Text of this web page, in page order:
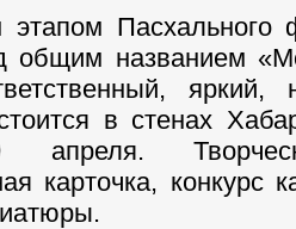
этапом Пасхального
общим названием
яркий,
в стенах
апреля.
карточка, конкурс